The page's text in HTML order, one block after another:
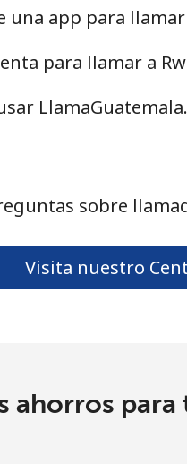
una app para llamar
para llamar a
sobre
Visita nuestro
ahorros